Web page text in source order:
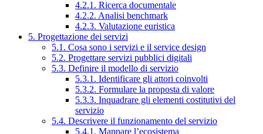
4.2.1. Ricerca documentale
4.2.2. Analisi benchmark
4.2.3. Valutazione euristica
5. Progettazione dei servizi
5.1. Cosa sono i servizi e il service design
5.2. Progettare servizi pubblici digitali
5.3. Definire il modello di servizio
5.3.1. Identificare gli attori coinvolti
5.3.2. Formulare la proposta di valore
5.3.3. Inquadrare gli elementi costitutivi del
servizio
5.4. Descrivere il funzionamento del servizio
5.4.1. Mappare l’ecosistema